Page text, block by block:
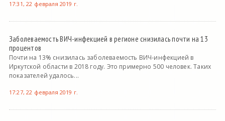
17:31, 22 февраля 2019 г.
Заболеваемость ВИЧ-инфекцией в регионе снизилась почти на 13
процентов
Почти на 13% снизилась заболеваемость ВИЧ-инфекцией в
Иркутской области в 2018 году. Это примерно 500 человек. Таких
показателей удалось...
17:27, 22 февраля 2019 г.